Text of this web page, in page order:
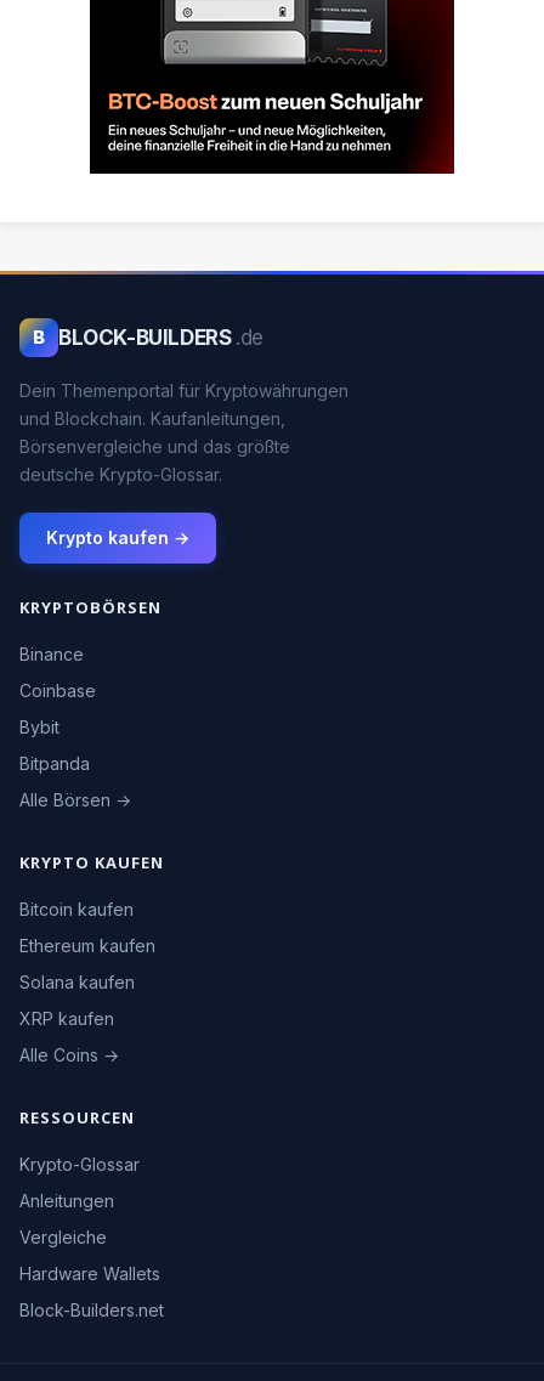
B BLOCK-BUILDERS .de
Dein Themenportal für Kryptowährungen
und Blockchain. Kaufanleitungen,
Börsenvergleiche und das größte
deutsche Krypto-Glossar.
Krypto kaufen →
KRYPTOBÖRSEN
Binance
Coinbase
Bybit
Bitpanda
Alle Börsen →
KRYPTO KAUFEN
Bitcoin kaufen
Ethereum kaufen
Solana kaufen
XRP kaufen
Alle Coins →
RESSOURCEN
Krypto-Glossar
Anleitungen
Vergleiche
Hardware Wallets
Block-Builders.net